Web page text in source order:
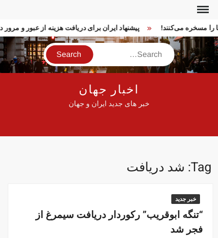
Skip
content
پیشنهاد ایران برای دریافت هزینه از عبور و را مسخره می‌کنند!
Search
اخبار جهان
خبر های جدید ایران و جهان
Tag: شد دریافت
خبر جدید
“تنگه ابوقریب” رکوردار دریافت سیمرغ از
فجر شد